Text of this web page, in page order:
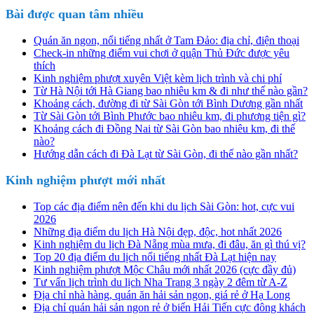
Bài được quan tâm nhiều
Quán ăn ngon, nổi tiếng nhất ở Tam Đảo: địa chỉ, điện thoại
Check-in những điểm vui chơi ở quận Thủ Đức được yêu
thích
Kinh nghiệm phượt xuyên Việt kèm lịch trình và chi phí
Từ Hà Nội tới Hà Giang bao nhiêu km & đi như thế nào gần?
Khoảng cách, đường đi từ Sài Gòn tới Bình Dương gần nhất
Từ Sài Gòn tới Bình Phước bao nhiêu km, đi phương tiện gì?
Khoảng cách đi Đồng Nai từ Sài Gòn bao nhiêu km, đi thế
nào?
Hướng dẫn cách đi Đà Lạt từ Sài Gòn, đi thế nào gần nhất?
Kinh nghiệm phượt mới nhất
Top các địa điểm nên đến khi du lịch Sài Gòn: hot, cực vui
2026
Những địa điểm du lịch Hà Nội đẹp, độc, hot nhất 2026
Kinh nghiệm du lịch Đà Nẵng mùa mưa, đi đâu, ăn gì thú vị?
Top 20 địa điểm du lịch nổi tiếng nhất Đà Lạt hiện nay
Kinh nghiệm phượt Mộc Châu mới nhất 2026 (cực đầy đủ)
Tư vấn lịch trình du lịch Nha Trang 3 ngày 2 đêm từ A-Z
Địa chỉ nhà hàng, quán ăn hải sản ngon, giá rẻ ở Hạ Long
Địa chỉ quán hải sản ngon rẻ ở biển Hải Tiến cực đông khách